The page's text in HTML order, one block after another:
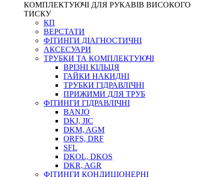
КОМПЛЕКТУЮЧІ ДЛЯ РУКАВІВ ВИСОКОГО
ТИСКУ
КП
ВЕРСТАТИ
ФІТИНГИ ДІАГНОСТИЧНІ
АКСЕСУАРИ
ТРУБКИ ТА КОМПЛЕКТУЮЧІ
ВРІЗНІ КІЛЬЦЯ
ГАЙКИ НАКИДНІ
ТРУБКИ ГІДРАВЛІЧНІ
ПРИЖИМИ ДЛЯ ТРУБ
ФІТИНГИ ГІДРАВЛІЧНІ
BANJO
DKJ, JIC
DKM, AGM
ORFS, DRF
SFL
DKOL, DKOS
DKR, AGR
ФІТИНГИ КОНДИЦІОНЕРНІ